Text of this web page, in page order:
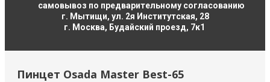
самовывоз по предварительному согласованию
г. Мытищи, ул. 2я Институтская, 28
г. Москва, Будайский проезд, 7к1
Пинцет Osada Master Best-65